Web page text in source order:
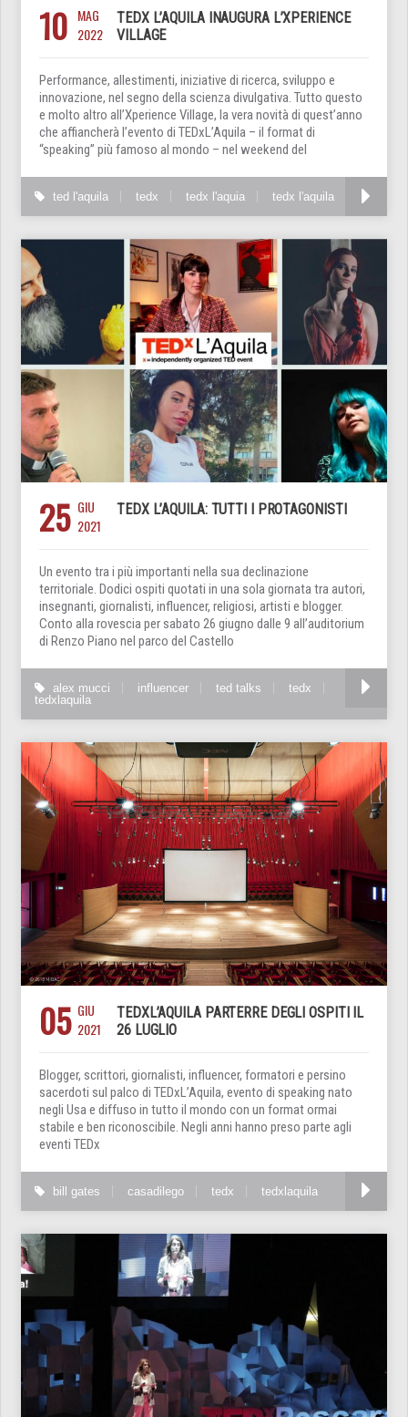
10 MAG
2022
TEDX L’AQUILA INAUGURA L’XPERIENCE
VILLAGE
Performance, allestimenti, iniziative di ricerca, sviluppo e
innovazione, nel segno della scienza divulgativa. Tutto questo
e molto altro all’Xperience Village, la vera novità di quest’anno
che affiancherà l’evento di TEDxL’Aquila – il format di
“speaking” più famoso al mondo – nel weekend del
ted l'aquila tedx tedx l'aquia tedx l'aquila
25 GIU
2021
TEDX L’AQUILA: TUTTI I PROTAGONISTI
Un evento tra i più importanti nella sua declinazione
territoriale. Dodici ospiti quotati in una sola giornata tra autori,
insegnanti, giornalisti, influencer, religiosi, artisti e blogger.
Conto alla rovescia per sabato 26 giugno dalle 9 all’auditorium
di Renzo Piano nel parco del Castello
alex mucci influencer ted talks
tedx
tedxlaquila
05 GIU
2021
TEDXL’AQUILA PARTERRE DEGLI OSPITI IL
26 LUGLIO
Blogger, scrittori, giornalisti, influencer, formatori e persino
sacerdoti sul palco di TEDxL’Aquila, evento di speaking nato
negli Usa e diffuso in tutto il mondo con un format ormai
stabile e ben riconoscibile. Negli anni hanno preso parte agli
eventi TEDx
bill gates casadilego tedx tedxlaquila